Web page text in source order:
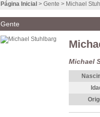
Página Inicial > Gente > Michael
Gente
Michael